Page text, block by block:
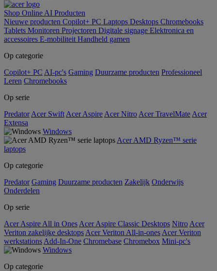
Shop Online AI Producten
Nieuwe producten Copilot+ PC Laptops Desktops Chromebooks
Tablets Monitoren Projectoren Digitale signage Elektronica en
accessoires E-mobiliteit Handheld gamen
Op categorie
Copilot+ PC AI-pc's Gaming Duurzame producten Professioneel
Leren Chromebooks
Op serie
Predator Acer Swift Acer Aspire Acer Nitro Acer TravelMate Acer
Extensa
Windows
Acer AMD Ryzen™ serie
laptops
Op categorie
Predator Gaming Duurzame producten Zakelijk Onderwijs
Onderdelen
Op serie
Acer Aspire All in Ones Acer Aspire Classic Desktops Nitro Acer
Veriton zakelijke desktops Acer Veriton All-in-ones Acer Veriton
werkstations Add-In-One Chromebase Chromebox Mini-pc's
Windows
Op categorie